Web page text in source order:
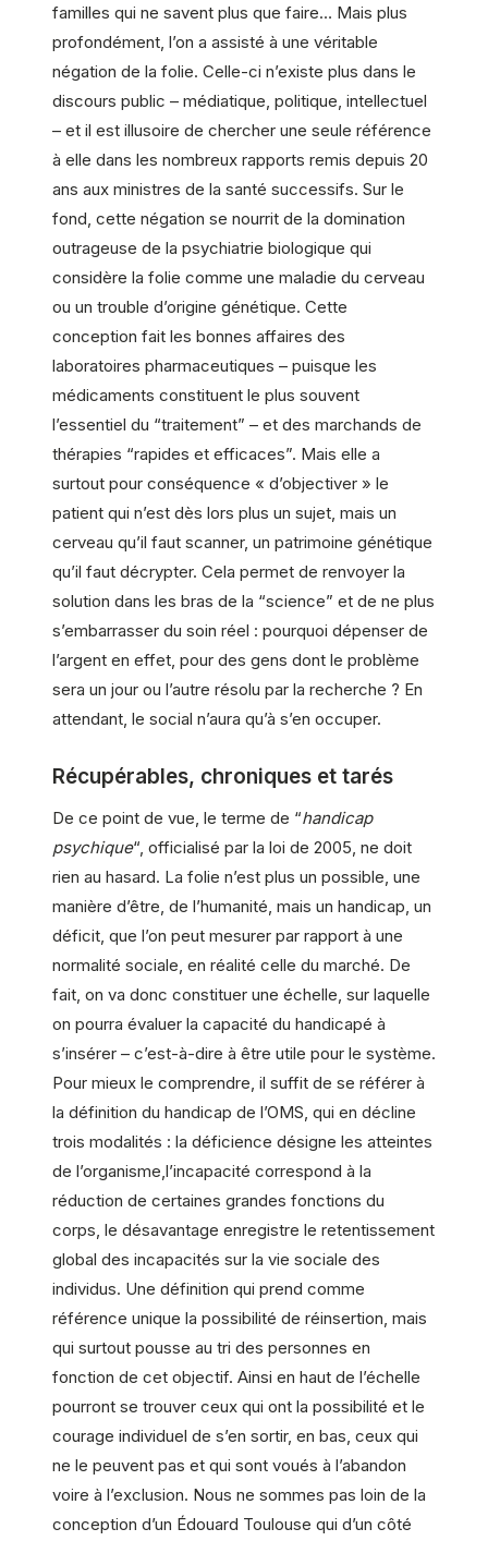
familles qui ne savent plus que faire… Mais plus
profondément, l’on a assisté à une véritable
négation de la folie. Celle-ci n’existe plus dans le
discours public – médiatique, politique, intellectuel
– et il est illusoire de chercher une seule référence
à elle dans les nombreux rapports remis depuis 20
ans aux ministres de la santé successifs. Sur le
fond, cette négation se nourrit de la domination
outrageuse de la psychiatrie biologique qui
considère la folie comme une maladie du cerveau
ou un trouble d’origine génétique. Cette
conception fait les bonnes affaires des
laboratoires pharmaceutiques – puisque les
médicaments constituent le plus souvent
l’essentiel du “traitement” – et des marchands de
thérapies “rapides et efficaces”. Mais elle a
surtout pour conséquence « d’objectiver » le
patient qui n’est dès lors plus un sujet, mais un
cerveau qu’il faut scanner, un patrimoine génétique
qu’il faut décrypter. Cela permet de renvoyer la
solution dans les bras de la “science” et de ne plus
s’embarrasser du soin réel : pourquoi dépenser de
l’argent en effet, pour des gens dont le problème
sera un jour ou l’autre résolu par la recherche ? En
attendant, le social n’aura qu’à s’en occuper.
Récupérables, chroniques et tarés
De ce point de vue, le terme de “handicap
psychique“, officialisé par la loi de 2005, ne doit
rien au hasard. La folie n’est plus un possible, une
manière d’être, de l’humanité, mais un handicap, un
déficit, que l’on peut mesurer par rapport à une
normalité sociale, en réalité celle du marché. De
fait, on va donc constituer une échelle, sur laquelle
on pourra évaluer la capacité du handicapé à
s’insérer – c’est-à-dire à être utile pour le système.
Pour mieux le comprendre, il suffit de se référer à
la définition du handicap de l’OMS, qui en décline
trois modalités : la déficience désigne les atteintes
de l’organisme,l’incapacité correspond à la
réduction de certaines grandes fonctions du
corps, le désavantage enregistre le retentissement
global des incapacités sur la vie sociale des
individus. Une définition qui prend comme
référence unique la possibilité de réinsertion, mais
qui surtout pousse au tri des personnes en
fonction de cet objectif. Ainsi en haut de l’échelle
pourront se trouver ceux qui ont la possibilité et le
courage individuel de s’en sortir, en bas, ceux qui
ne le peuvent pas et qui sont voués à l’abandon
voire à l’exclusion. Nous ne sommes pas loin de la
conception d’un Édouard Toulouse qui d’un côté